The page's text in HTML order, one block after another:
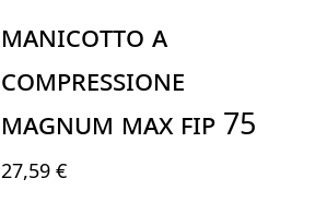
MANICOTTO A
COMPRESSIONE
MAGNUM MAX FIP 75
27,59 €